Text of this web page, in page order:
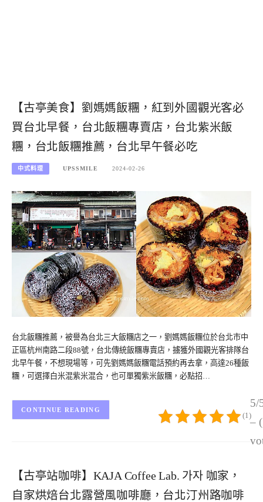
【古亭美食】劉媽媽飯糰，紅到外國觀光客必
買台北早餐，台北飯糰專賣店，台北紫米飯
糰，台北飯糰推薦，台北早午餐必吃
中式料理 UPSSMILE 2024-02-26
台北飯糰推薦，被譽為台北三大飯糰店之一，劉媽媽飯糰位於台北市中
正區杭州南路二段88號，台北傳統飯糰專賣店，擄獲外國觀光客排隊台
北早午餐，不想現場等，可先劉媽媽飯糰電話預約再去拿，高達26種飯
糰，可選擇白米混紫米混合，也可單獨紫米飯糰，必點招…
5/
–
(1)
CONTINUE READING
【古亭站咖啡】KAJA Coffee Lab. 가자 咖家，
自家烘焙台北露營風咖啡廳，台北汀州路咖啡